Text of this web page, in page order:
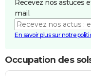
Recevez nos astuces
mail.
En savoir plus sur notre
Occupation des